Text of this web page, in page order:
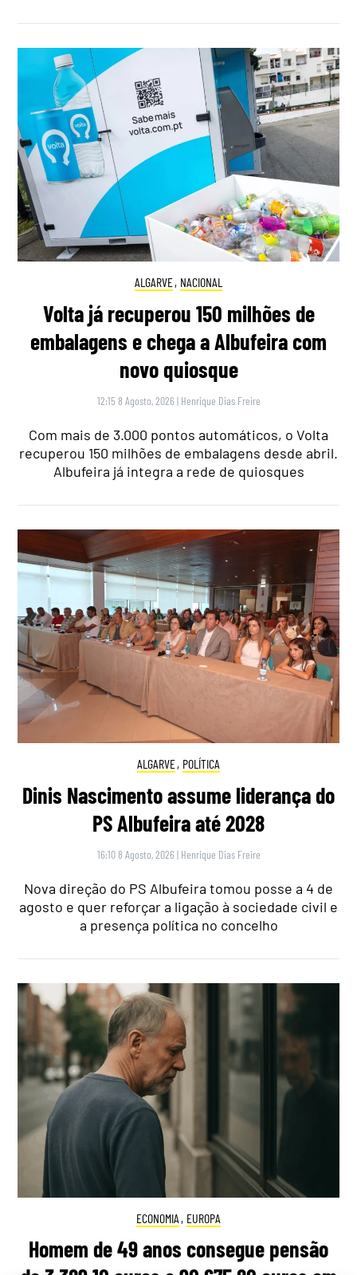
ALGARVE, NACIONAL
Volta já recuperou 150 milhões de
embalagens e chega a Albufeira com
novo quiosque
12:15 8 Agosto, 2026 | Henrique Dias Freire
Com mais de 3.000 pontos automáticos, o Volta
recuperou 150 milhões de embalagens desde abril.
Albufeira já integra a rede de quiosques
ALGARVE, POLÍTICA
Dinis Nascimento assume liderança do
PS Albufeira até 2028
16:10 8 Agosto, 2026 | Henrique Dias Freire
Nova direção do PS Albufeira tomou posse a 4 de
agosto e quer reforçar a ligação à sociedade civil e
a presença política no concelho
ECONOMIA , EUROPA
Homem de 49 anos consegue pensão